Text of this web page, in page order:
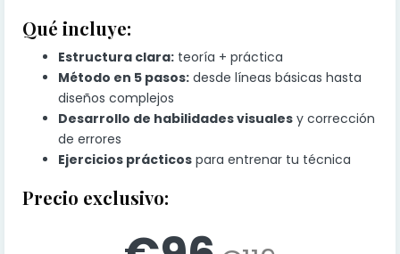
Qué incluye:
Estructura clara: teoría + práctica
Método en 5 pasos: desde líneas básicas hasta
diseños complejos
Desarrollo de habilidades visuales y corrección
de errores
Ejercicios prácticos para entrenar tu técnica
Precio exclusivo: